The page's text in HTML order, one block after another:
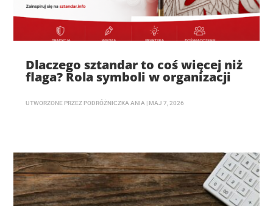
Dlaczego sztandar to coś więcej niż
flaga? Rola symboli w organizacji
UTWORZONE PRZEZ PODRÓŻNICZKA ANIA | MAJ 7, 2026